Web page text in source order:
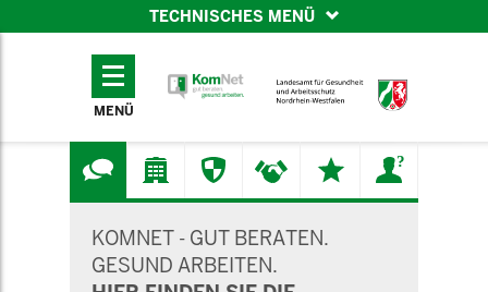
TECHNISCHES MENÜ
TECHNISCHES
MENÜ
KOMNET - GUT BERATEN.
GESUND ARBEITEN.